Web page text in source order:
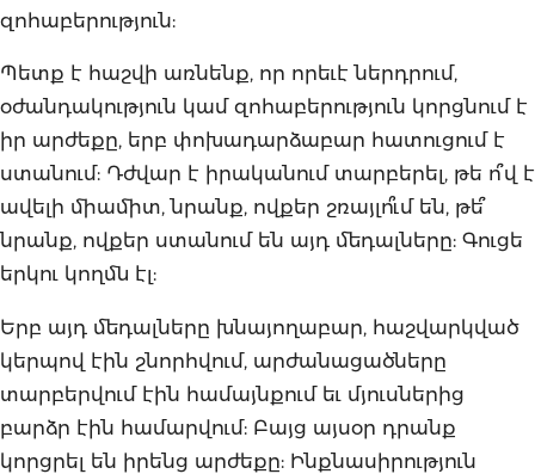
զոհաբերություն:
Պետք է հաշվի առնենք, որ որեւէ ներդրում,
օժանդակություն կամ զոհաբերություն կորցնում է
իր արժեքը, երբ փոխադարձաբար հատուցում է
ստանում: Դժվար է իրականում տարբերել, թե ո՞վ է
ավելի միամիտ, նրանք, ովքեր շռայլո՞ւմ են, թե՞
նրանք, ովքեր ստանում են այդ մեդալները: Գուցե
երկու կողմն էլ:
Երբ այդ մեդալները խնայողաբար, հաշվարկված
կերպով էին շնորհվում, արժանացածները
տարբերվում էին համայնքում եւ մյուսներից
բարձր էին համարվում: Բայց այսօր դրանք
կորցրել են իրենց արժեքը: Ինքնասիրություն